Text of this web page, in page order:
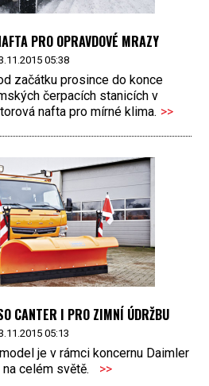
PRO OPRAVDOVÉ MRAZY
05:38
začátku prosince do konce
čerpacích stanicích v
nafta pro mírné klima. >>
CANTER I PRO ZIMNÍ ÚDRŽBU
05:13
je v rámci koncernu Daimler
celém světě.
>>